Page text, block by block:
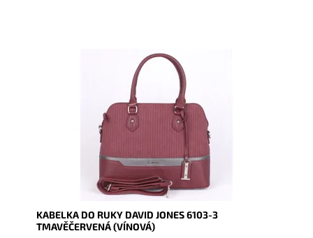
Předností u této kabelky je, že stále drží svůj elegantní
tvar, a že díky své velikosti se do ní vejde i formát...
Skladem
7713
David Jones Paris
2 roky
KABELKA DO RUKY DAVID JONES 6103-3
TMAVĚČERVENÁ (VÍNOVÁ)